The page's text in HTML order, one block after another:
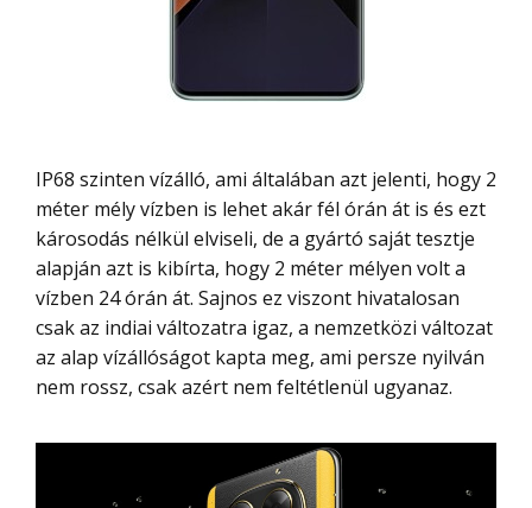
IP68 szinten vízálló, ami általában azt jelenti, hogy 2
méter mély vízben is lehet akár fél órán át is és ezt
károsodás nélkül elviseli, de a gyártó saját tesztje
alapján azt is kibírta, hogy 2 méter mélyen volt a
vízben 24 órán át. Sajnos ez viszont hivatalosan
csak az indiai változatra igaz, a nemzetközi változat
az alap vízállóságot kapta meg, ami persze nyilván
nem rossz, csak azért nem feltétlenül ugyanaz.